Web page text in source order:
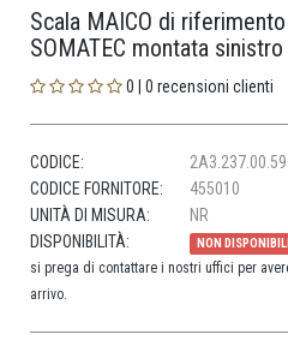
Scala MAICO di
SOMATEC montata
0 | 0 recensioni clienti
CODICE:
2A3.237.00.59
CODICE FORNITORE:
455010
UNITÀ DI MISURA:
NR
DISPONIBILITÀ:
NON
si prega di contattare i nostri uffici per
arrivo.